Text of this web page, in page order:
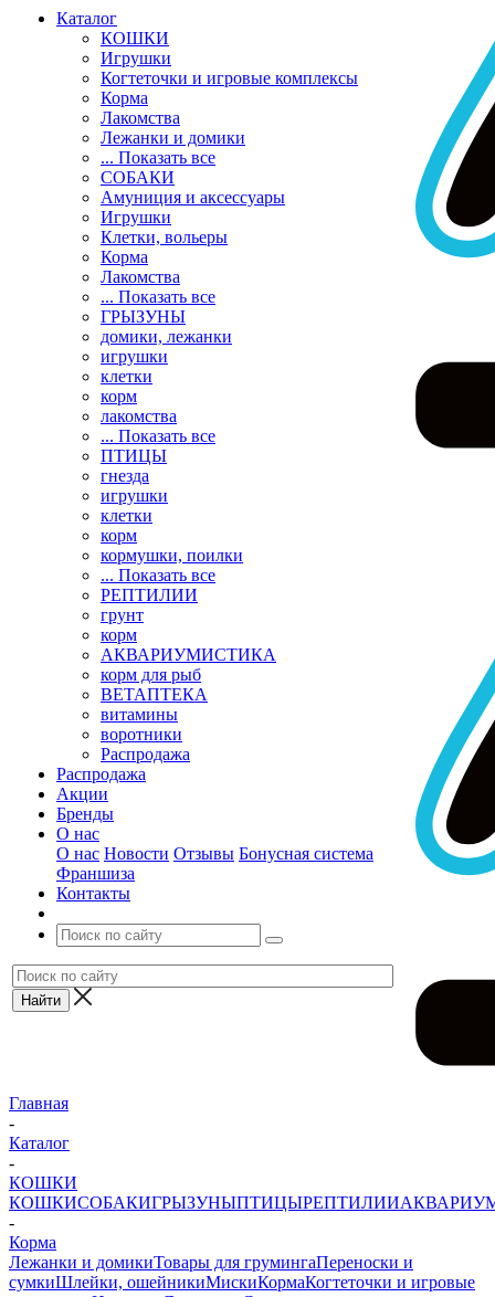
Каталог
КОШКИ
Игрушки
Когтеточки и игровые комплексы
Корма
Лакомства
Лежанки и домики
... Показать все
СОБАКИ
Амуниция и аксессуары
Игрушки
Клетки, вольеры
Корма
Лакомства
... Показать все
ГРЫЗУНЫ
домики, лежанки
игрушки
клетки
корм
лакомства
... Показать все
ПТИЦЫ
гнезда
игрушки
клетки
корм
кормушки, поилки
... Показать все
РЕПТИЛИИ
грунт
корм
АКВАРИУМИСТИКА
корм для рыб
ВЕТАПТЕКА
витамины
воротники
Распродажа
Распродажа
Акции
Бренды
О нас
О нас Новости Отзывы Бонусная система
Франшиза
Контакты
Главная
-
Каталог
-
КОШКИ
КОШКИСОБАКИГРЫЗУНЫПТИЦЫРЕПТИЛИИ
-
Корма
Лежанки и домикиТовары для грумингаПереноски и
сумкиШлейки, ошейникиМискиКормаКогтеточки и игровые